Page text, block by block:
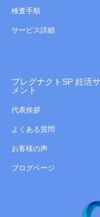
検査手順
サービス詳細
プレグナクトSP 妊活
メント
代表挨拶
よくある質問
お客様の声
ブログページ